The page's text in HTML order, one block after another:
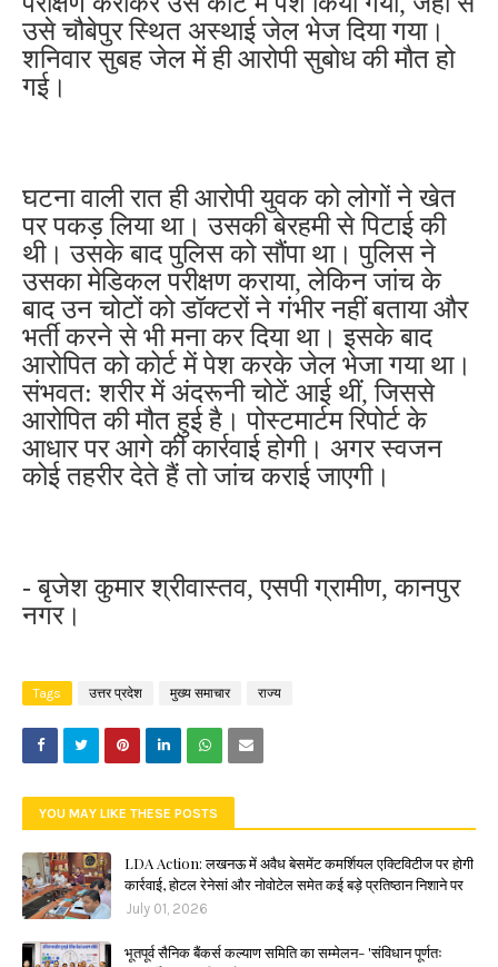
उसे चौबेपुर स्थित अस्थाई जेल भेज दिया गया।
शनिवार सुबह जेल में ही आरोपी सुबोध की मौत हो
गई।
घटना वाली रात ही आरोपी युवक को लोगों ने खेत
पर पकड़ लिया था। उसकी बेरहमी से पिटाई की
थी। उसके बाद पुलिस को सौंपा था। पुलिस ने
उसका मेडिकल परीक्षण कराया, लेकिन जांच के
बाद उन चोटों को डॉक्टरों ने गंभीर नहीं बताया और
भर्ती करने से भी मना कर दिया था। इसके बाद
आरोपित को कोर्ट में पेश करके जेल भेजा गया था।
संभवत: शरीर में अंदरूनी चोटें आई थीं, जिससे
आरोपित की मौत हुई है। पोस्टमार्टम रिपोर्ट के
आधार पर आगे की कार्रवाई होगी। अगर स्वजन
कोई तहरीर देते हैं तो जांच कराई जाएगी।
- बृजेश कुमार श्रीवास्तव, एसपी ग्रामीण, कानपुर
नगर।
Tags उत्तर प्रदेश मुख्य समाचार राज्य
YOU MAY LIKE THESE POSTS
LDA Action: लखनऊ में अवैध बेसमेंट कमर्शियल एक्टिविटीज पर होगी
कार्रवाई, होटल रेनेसां और नोवोटेल समेत कई बड़े प्रतिष्ठान निशाने पर
July 01, 2026
भूतपूर्व सैनिक बैंकर्स कल्याण समिति का सम्मेलन- 'संविधान पूर्णतः